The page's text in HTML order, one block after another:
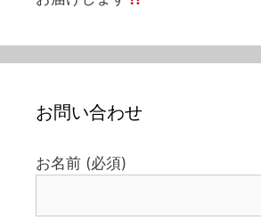
お問い合わせ
お名前 (必須)